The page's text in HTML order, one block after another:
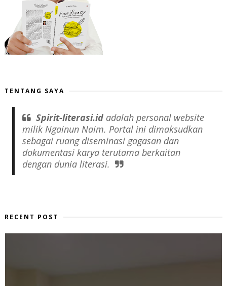
TENTANG SAYA
Spirit-literasi.idadalah personal website
milik Ngainun Naim. Portal ini dimaksudkan
sebagai ruang diseminasi gagasan dan
dokumentasi karya terutama berkaitan
dengan dunia literasi.
RECENT POST